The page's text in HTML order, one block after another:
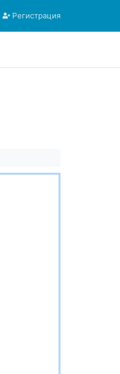
Регистрация